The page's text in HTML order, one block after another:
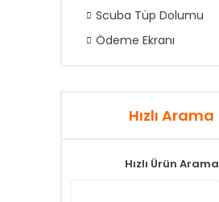
Scuba Tüp Dolumu
Ödeme Ekranı
Hızlı Arama
Hızlı Ürün Arama